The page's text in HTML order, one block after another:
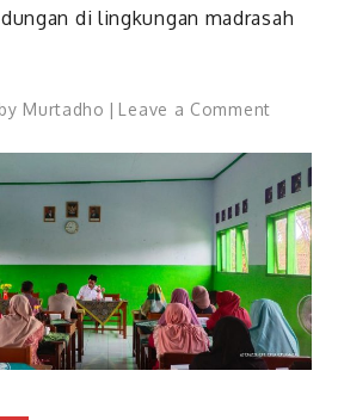
di lingkungan madrasah
by Murtadho Leave a Commenton
Upaya
Bullying
dari
Babinsa
Koramil
19/